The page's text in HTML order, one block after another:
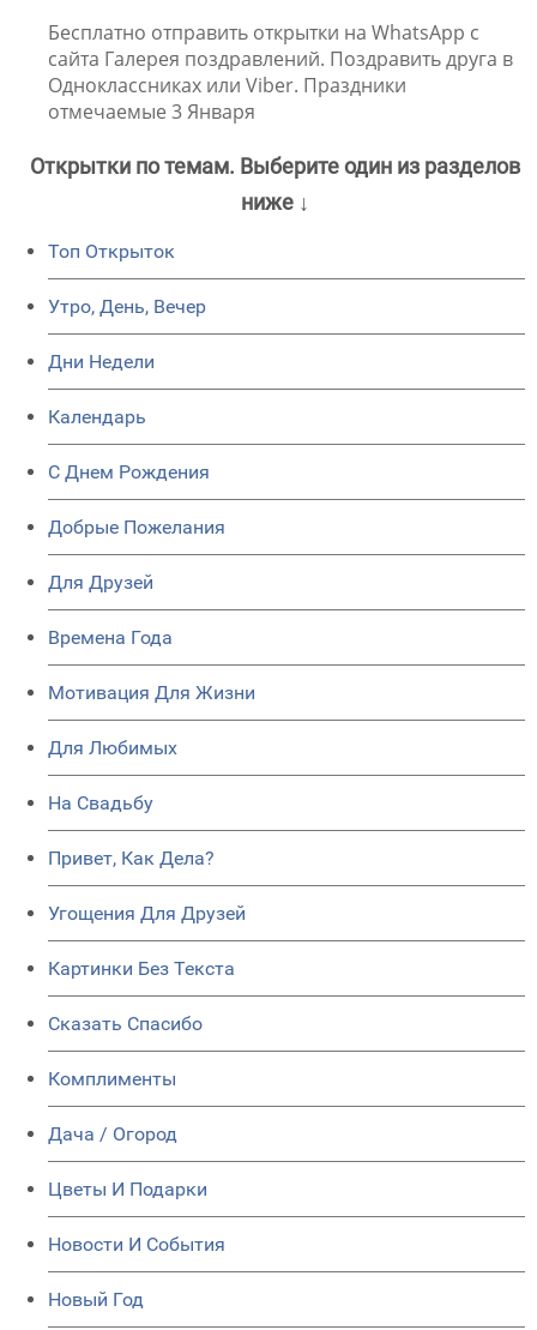
Бесплатно отправить открытки на WhatsApp с
сайта Галерея поздравлений. Поздравить друга в
Одноклассниках или Viber. Праздники
отмечаемые 3 Января
Открытки по темам. Выберите один из разделов
ниже ↓
Топ Открыток
Утро, День, Вечер
Дни Недели
Календарь
C Днем Рождения
Добрые Пожелания
Для Друзей
Времена Года
Мотивация Для Жизни
Для Любимых
На Свадьбу
Привет, Как Дела?
Угощения Для Друзей
Картинки Без Текста
Сказать Спасибо
Комплименты
Дача / Огород
Цветы И Подарки
Новости И События
Новый Год